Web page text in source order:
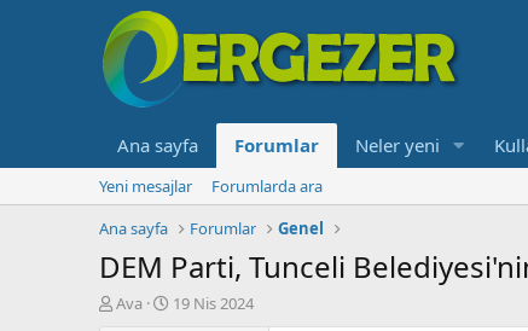
Ana sayfa Forumlar Neler yeni
Yeni mesajlar
Forumlarda ara
Ana sayfa
Forumlar Genel
DEM Parti, Tunceli
K
Ava
B19 Nis 2024